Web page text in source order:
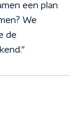
een plan
We
de